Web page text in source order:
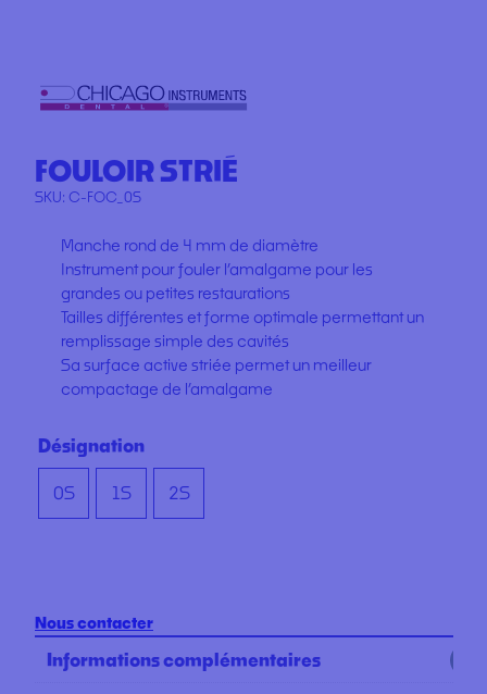
FOULOIR STRIÉ
SKU: C-FOC_0S
Manche rond de 4 mm de diamètre
Instrument pour fouler l’amalgame pour les
grandes ou petites restaurations
Tailles différentes et forme optimale permettant un
remplissage simple des cavités
Sa surface active striée permet un meilleur
compactage de l’amalgame
Désignation
0S 1S 2S
Nous contacter
Informations complémentaires